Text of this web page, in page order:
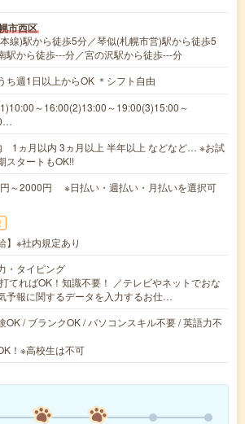
市西区
線)駅から徒歩5分／琴似(札幌市営)駅から徒歩5
駅から徒歩---分／宮の沢駅から徒歩---分
ち週1日以上からOK ＊シフト自由
～16:00(2)13:00～19:00(3)15:00～
1ヵ月以内 3ヵ月以上 半年以上 などなど… ※お試
スタートもOK!!
～2000円 ※日払い・週払い・月払いを選択可
】※社内規定あり
・タイピング
てればOK！知識不要！ ／テレビやネットでおな
予報に関するデータを入力するお仕…
OK / ブランクOK / パソコンスキル不要 / 英語力不
！※高校生は不可